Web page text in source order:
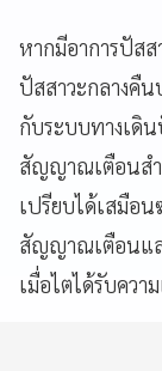
หากมีอาการปัส
ปัสสาวะกลางคืน
กับระบบทางเดิ
สัญญาณเตือนส
เปรียบได้เสมือน
สัญญาณเตือนแล
เมื่อไตได้รับควา